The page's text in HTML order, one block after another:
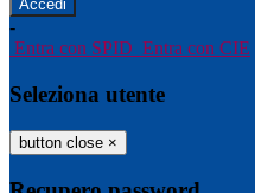
-
Entra con SPID Entra con CIE
Seleziona utente
button close ×